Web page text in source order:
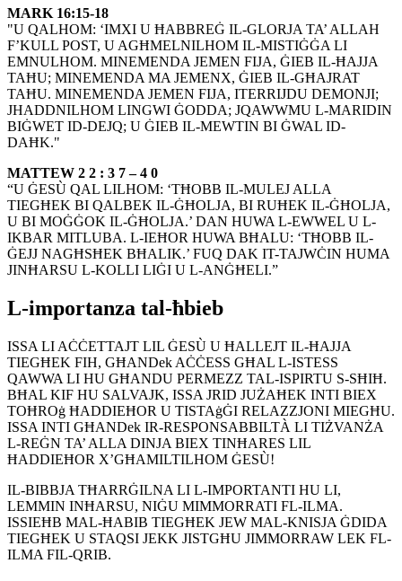
MARK 16:15-18
"U QALHOM: ‘IMXI U ĦABBREĠ IL-GLORJA TA’ ALLAH
F’KULL POST, U AGĦMELNILHOM IL-MISTIĠĠA LI
EMNULHOM. MINEMENDA JEMEN FIJA, ĠIEB IL-ĦAJJA
TAĦU; MINEMENDA MA JEMENX, ĠIEB IL-GĦAJRAT
TAĦU. MINEMENDA JEMEN FIJA, ITERRIJDU DEMONJI;
JHADDNILHOM LINGWI ĠODDA; JQAWWMU L-MARIDIN
BIĠWET ID-DEJQ; U ĠIEB IL-MEWTIN BI ĠWAL ID-
DAĦK."
MATTEW 2 2 : 3 7 – 4 0
“U ĠESÙ QAL LILHOM: ‘TĦOBB IL-MULEJ ALLA
TIEGĦEK BI QALBEK IL-ĠĦOLJA, BI RUĦEK IL-ĠĦOLJA,
U BI MOĠĠOK IL-ĠĦOLJA.’ DAN HUWA L-EWWEL U L-
IKBAR MITLUBA. L-IEĦOR HUWA BĦALU: ‘TĦOBB IL-
ĠEJJ NAGĦSĦEK BĦALIK.’ FUQ DAK IT-TAJWĊIN HUMA
JINĦARSU L-KOLLI LIĠI U L-ANĠĦELI.”
L-importanza tal-ħbieb
ISSA LI AĊĊETTAJT LIL ĠESÙ U ĦALLEJT IL-ĦAJJA
TIEGĦEK FIH, GĦANDek AĊĊESS GĦAL L-ISTESS
QAWWA LI HU GĦANDU PERMEZZ TAL-ISPIRTU S-SĦIĦ.
BĦAL KIF HU SALVAJK, ISSA JRID JUŻAĦEK INTI BIEX
TOĦROġ ĦADDIEĦOR U TISTAġĠI RELAZZJONI MIEGĦU.
ISSA INTI GĦANDek IR-RESPONSABBILTÀ LI TIŻVANŻA
L-REĠN TA’ ALLA DINJA BIEX TINĦARES LIL
ĦADDIEĦOR X’GĦAMILTILHOM ĠESÙ!
IL-BIBBJA TĦARRĠILNA LI L-IMPORTANTI HU LI,
LEMMIN INĦARSU, NIĠU MIMMORRATI FL-ILMA.
ISSIEĦB MAL-ĦABIB TIEGĦEK JEW MAL-KNISJA ĠDIDA
TIEGĦEK U STAQSI JEKK JISTGĦU JIMMORRAW LEK FL-
ILMA FIL-QRIB.